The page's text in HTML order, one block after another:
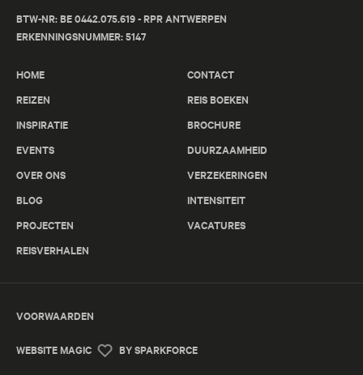
BTW-NR: BE 0442.075.619 - RPR ANTWERPEN
ERKENNINGSNUMMER: 5147
HOME
REIZEN
INSPIRATIE
EVENTS
OVER ONS
BLOG
PROJECTEN
REISVERHALEN
CONTACT
REIS BOEKEN
BROCHURE
DUURZAAMHEID
VERZEKERINGEN
INTENSITEIT
VACATURES
VOORWAARDEN
WEBSITE MAGIC BY SPARKFORCE